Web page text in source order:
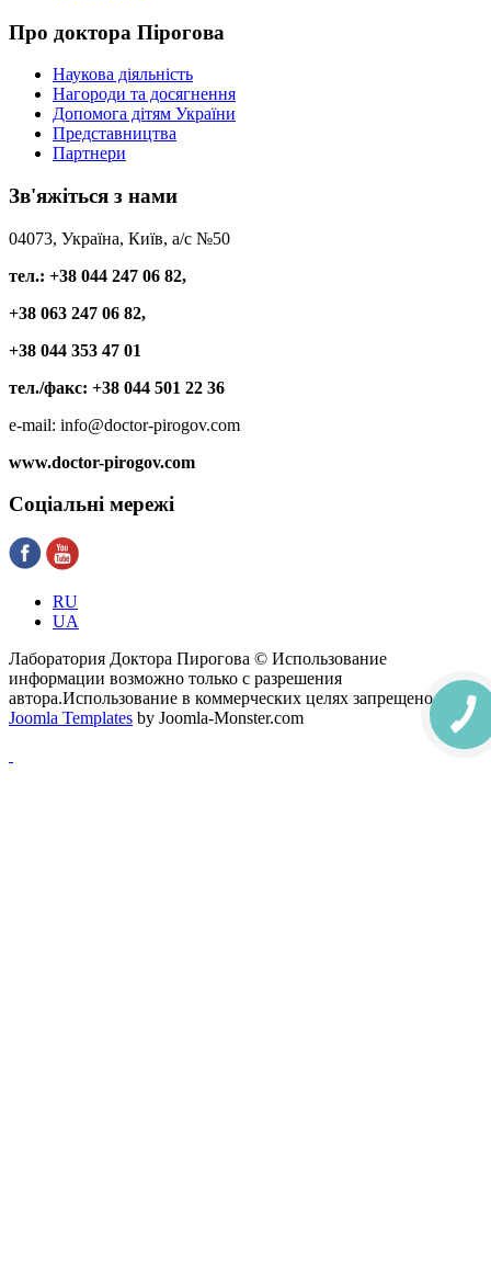
Про доктора Пірогова
Наукова діяльність
Нагороди та досягнення
Допомога дітям України
Представництва
Партнери
Зв'яжіться з нами
04073, Україна, Київ, а/с №50
тел.: +38 044 247 06 82,
+38 063 247 06 82,
+38 044 353 47 01
тел./факс: +38 044 501 22 36
e-mail: info@doctor-pirogov.com
www.doctor-pirogov.com
Соціальні мережі
RU
UA
Лаборатория Доктора Пирогова © Использование
информации возможно только с разрешения
автора.Использование в коммерческих целях запрещено.
Joomla Templates by Joomla-Monster.com